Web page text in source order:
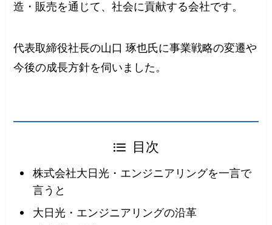
造・販売を通じて、社会に貢献する会社です。
代表取締役社長の山口 琢也氏に事業戦略の変遷や
今後の成長方針を伺いました。
目次
株式会社大日光・エンジニアリングを一言で
言うと
大日光・エンジニアリングの沿革